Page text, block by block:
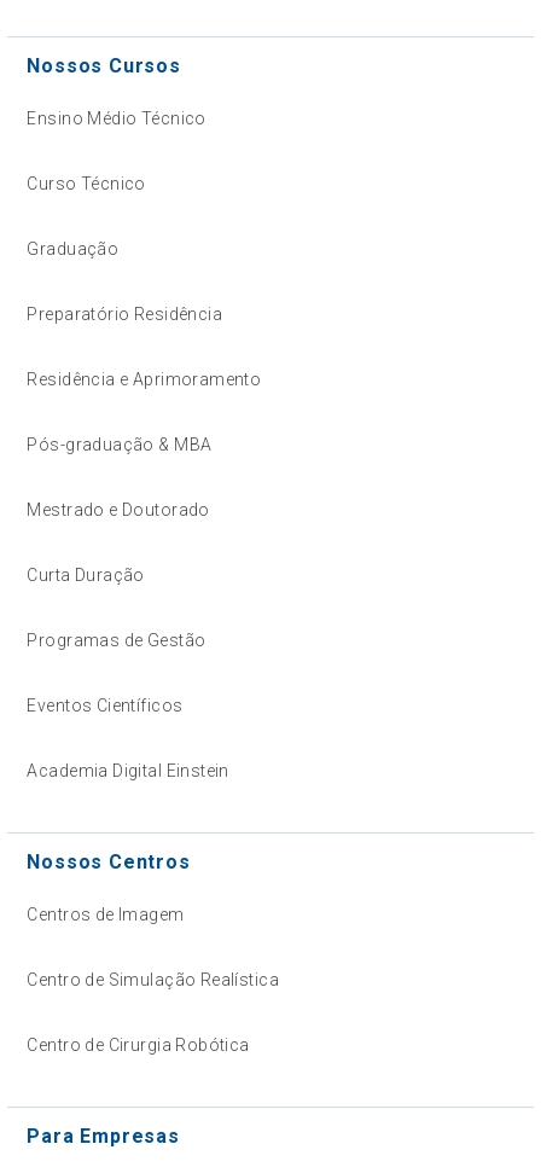
Nossos Cursos
Ensino Médio Técnico
Curso Técnico
Graduação
Preparatório Residência
Residência e Aprimoramento
Pós-graduação & MBA
Mestrado e Doutorado
Curta Duração
Programas de Gestão
Eventos Científicos
Academia Digital Einstein
Nossos Centros
Centros de Imagem
Centro de Simulação Realística
Centro de Cirurgia Robótica
Para Empresas